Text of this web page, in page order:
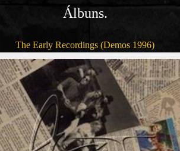
Álbuns.
The Early Recordings (Demos 1996)